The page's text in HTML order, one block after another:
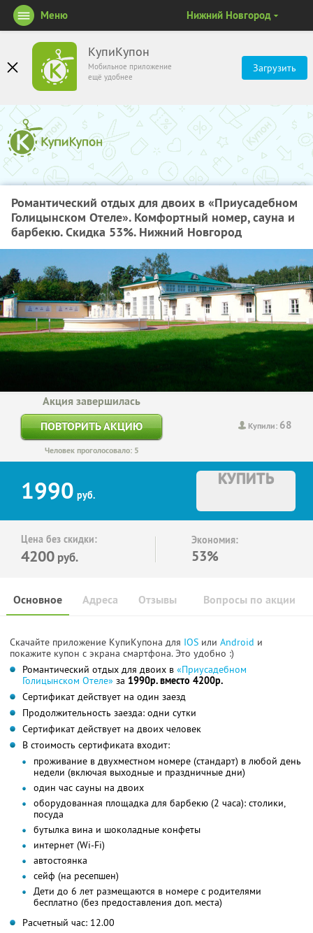
КупиКупон
Мобильное приложение
ещё удобнее
Загрузить
Меню Нижний Новгород
Романтический отдых для двоих в «Приусадебном
Голицынском Отеле». Комфортный номер, сауна и
барбекю. Скидка 53%. Нижний Новгород
Купили: 68
Акция завершилась
ПОВТОРИТЬ АКЦИЮ
Человек проголосовало: 5
1990 руб.
КУПИТЬ
Цена без скидки:
4200 руб.
Экономия:
53%
Основное Отзывы Вопросы по акции
Адреса
Скачайте приложение КупиКупона для IOS или Android и
покажите купон с экрана смартфона. Это удобно :)
Романтический отдых для двоих в «Приусадебном
Голицынском Отеле» за 1990р. вместо 4200р.
Сертификат действует на один заезд
Продолжительность заезда: одни сутки
Сертификат действует на двоих человек
В стоимость сертификата входит:
проживание в двухместном номере (стандарт) в любой день
недели (включая выходные и праздничные дни)
один час сауны на двоих
оборудованная площадка для барбекю (2 часа): столики,
посуда
бутылка вина и шоколадные конфеты
интернет (Wi-Fi)
автостоянка
сейф (на ресепшен)
Дети до 6 лет размещаются в номере с родителями
бесплатно (без предоставления доп. места)
Расчетный час: 12.00